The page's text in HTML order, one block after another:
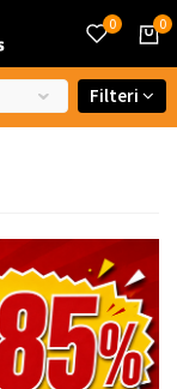
0
0
Filteri